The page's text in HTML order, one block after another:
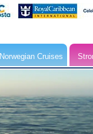
Norwegian Cruises